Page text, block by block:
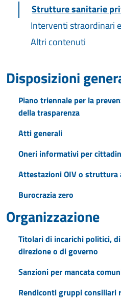
Strutture sanitarie
Interventi straordinari
Altri contenuti
Disposizioni
Piano triennale per la
della trasparenza
Atti generali
Oneri informativi per
Attestazioni OIV o struttura
Burocrazia zero
Organizzazione
Titolari di incarichi politici,
direzione o di governo
Sanzioni per mancata
Rendiconti gruppi